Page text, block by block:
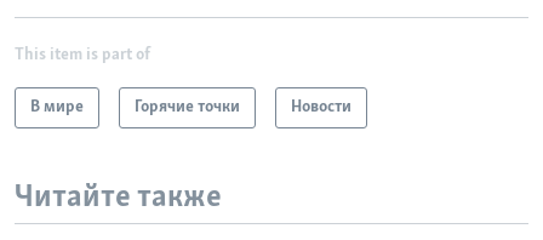
This item is part of
В мире Горячие точки Новости
Читайте также